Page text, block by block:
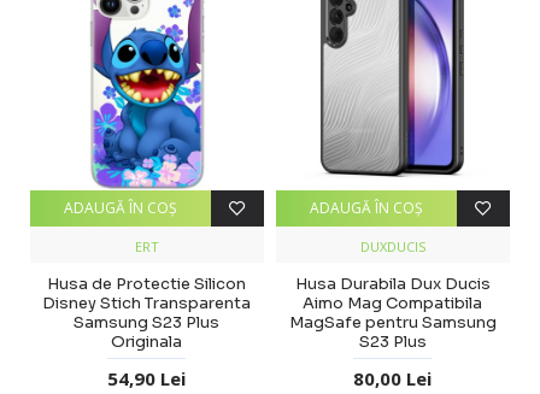
ERT
Husa de Protectie Silicon
Disney Stich Transparenta
Samsung S23 Plus
Originala
54,90 Lei
ADAUGĂ ÎN COŞ
DUXDUCIS
Husa Durabila Dux Ducis
Aimo Mag Compatibila
MagSafe pentru Samsung
S23 Plus
80,00 Lei
ADAUGĂ ÎN COŞ